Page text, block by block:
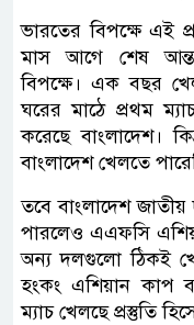
ভারতের বিপক্ষে এই
মাস আগে শেষ
বিপক্ষে। এক বছর
ঘরের মাঠে প্রথম
করেছে বাংলাদেশ।
বাংলাদেশ খেলতে
তবে বাংলাদেশ জাতীয়
পারলেও এএফসি
অন্য দলগুলো ঠিকই
হংকং এশিয়ান কাপ
ম্যাচ খেলছে প্রস্তুতি